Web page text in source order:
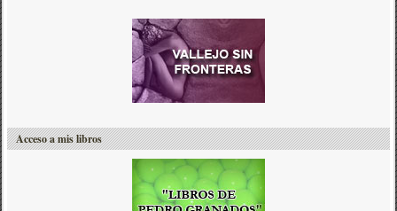
Acceso a mis libros